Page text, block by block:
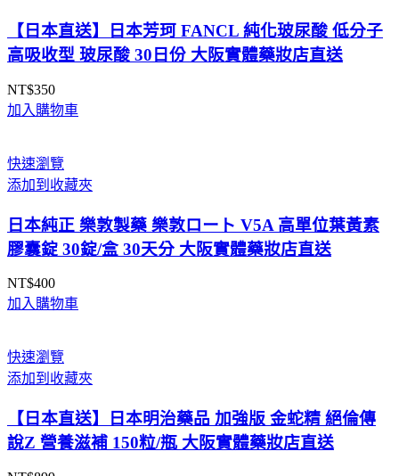
NT$3,159
【日本直送】日本芳珂 FANCL 純化玻尿酸 低分子
高吸收型 玻尿酸 30日份 大阪實體藥妝店直送
NT$350
加入購物車
快速瀏覽
添加到收藏夾
日本純正 樂敦製藥 樂敦ロート V5A 高單位葉黃素
膠囊錠 30錠/盒 30天分 大阪實體藥妝店直送
NT$400
加入購物車
快速瀏覽
添加到收藏夾
【日本直送】日本明治藥品 加強版 金蛇精 絕倫傳
說Z 營養滋補 150粒/瓶 大阪實體藥妝店直送